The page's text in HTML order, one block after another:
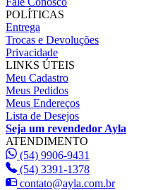
POLÍTICAS
Entrega
Trocas e Devoluções
Privacidade
LINKS ÚTEIS
Meu Cadastro
Meus Pedidos
Meus Endereços
Lista de Desejos
Seja um revendedor Ayla
ATENDIMENTO
(54) 9906-9431
(54) 3391-1378
contato@ayla.com.br